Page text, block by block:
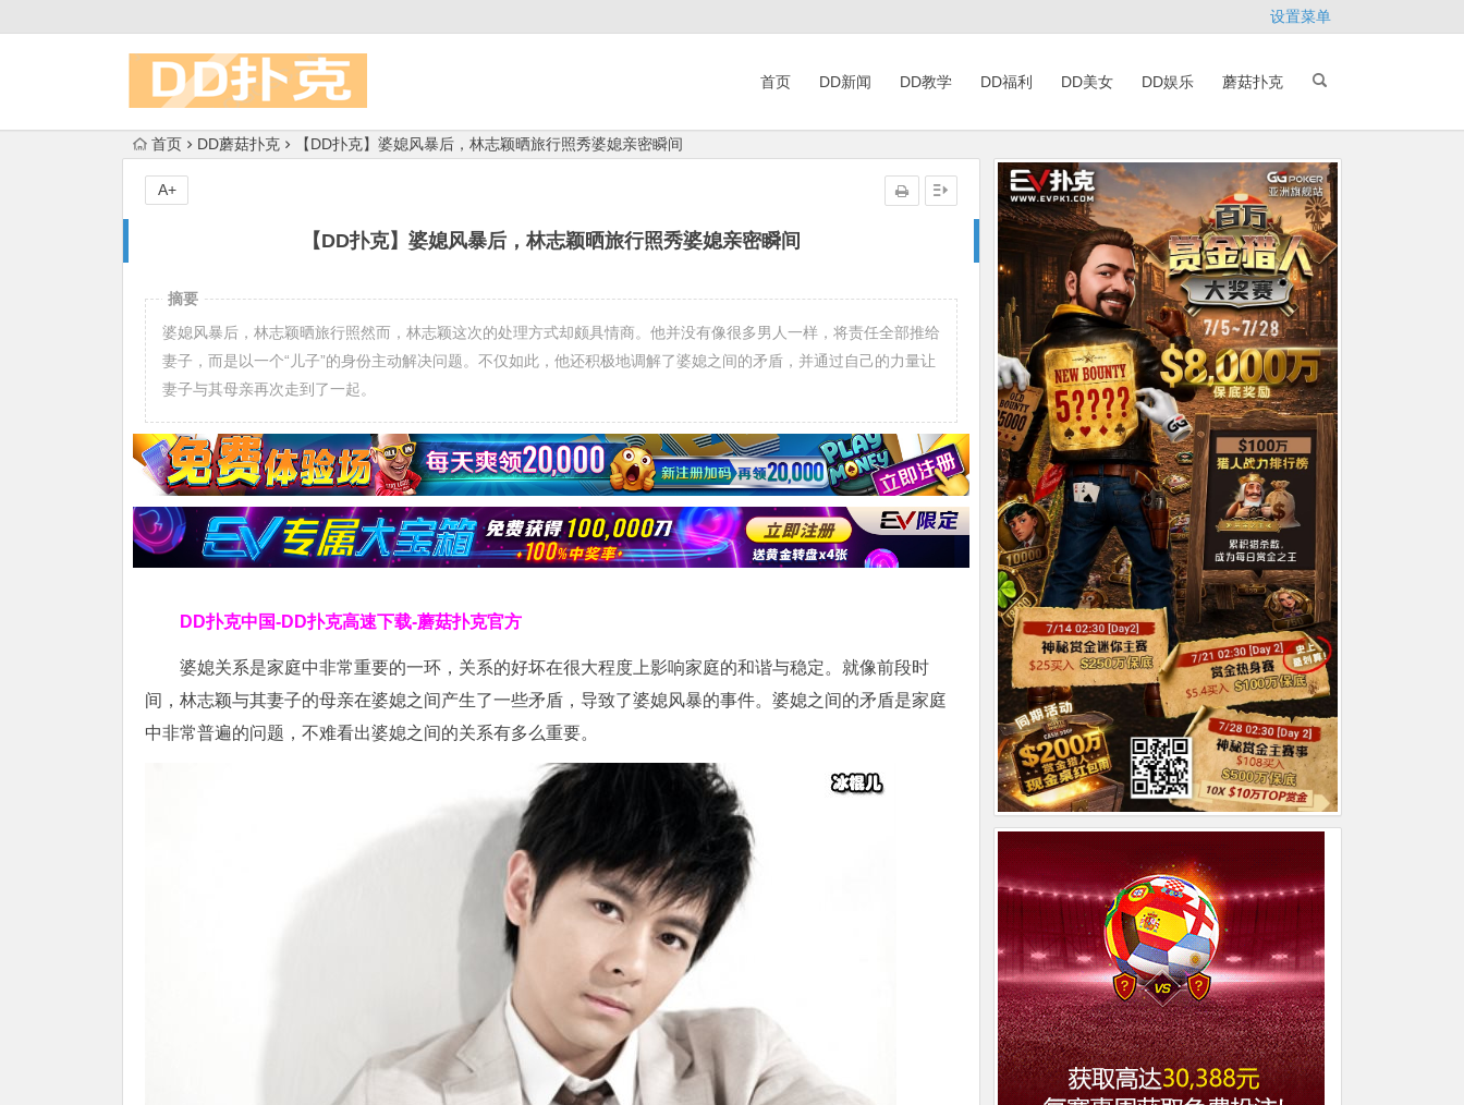
设置菜单
首页 DD新闻 DD教学 DD福利 DD美女 DD娱乐 蘑菇扑克
首页 DD蘑菇扑克 【DD扑克】婆媳风暴后，林志颖晒旅行照秀婆媳亲密瞬间
【DD扑克】婆媳风暴后，林志颖晒旅行照秀婆媳亲密瞬间
A+
摘要
婆媳风暴后，林志颖晒旅行照然而，林志颖这次的处理方式却颇具情商。他并没有像很多男人一样，将责任全部推给
妻子，而是以一个“儿子”的身份主动解决问题。不仅如此，他还积极地调解了婆媳之间的矛盾，并通过自己的力量让
妻子与其母亲再次走到了一起。
DD扑克中国-DD扑克高速下载-蘑菇扑克官方
婆媳关系是家庭中非常重要的一环，关系的好坏在很大程度上影响家庭的和谐与稳定。就像前段时
间，林志颖与其妻子的母亲在婆媳之间产生了一些矛盾，导致了婆媳风暴的事件。婆媳之间的矛盾是家庭
中非常普遍的问题，不难看出婆媳之间的关系有多么重要。